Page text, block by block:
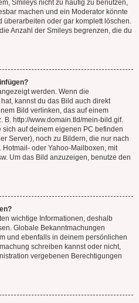
Smileys nicht zu häufig zu benutzen,
machen und ein Moderator könnte
oder gar komplett löschen.
Anzahl der Smileys begrenzen, die du
werden. Wenn die
kannst du das Bild auch direkt
Bild verlinken, das auf einem
http://www.domain.tld/mein-bild.gif.
auf deinem eigenen PC befinden
Server), noch zu Bildern, die nur nach
oder Yahoo-Mailboxen, mit
Um das Bild anzuzeigen, benutze den
wichtige Informationen, deshalb
Globale Bekanntmachungen
und ebenfalls in deinem persönlichen
schreiben kannst oder nicht,
vergebenen Berechtigungen